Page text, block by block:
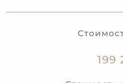
199